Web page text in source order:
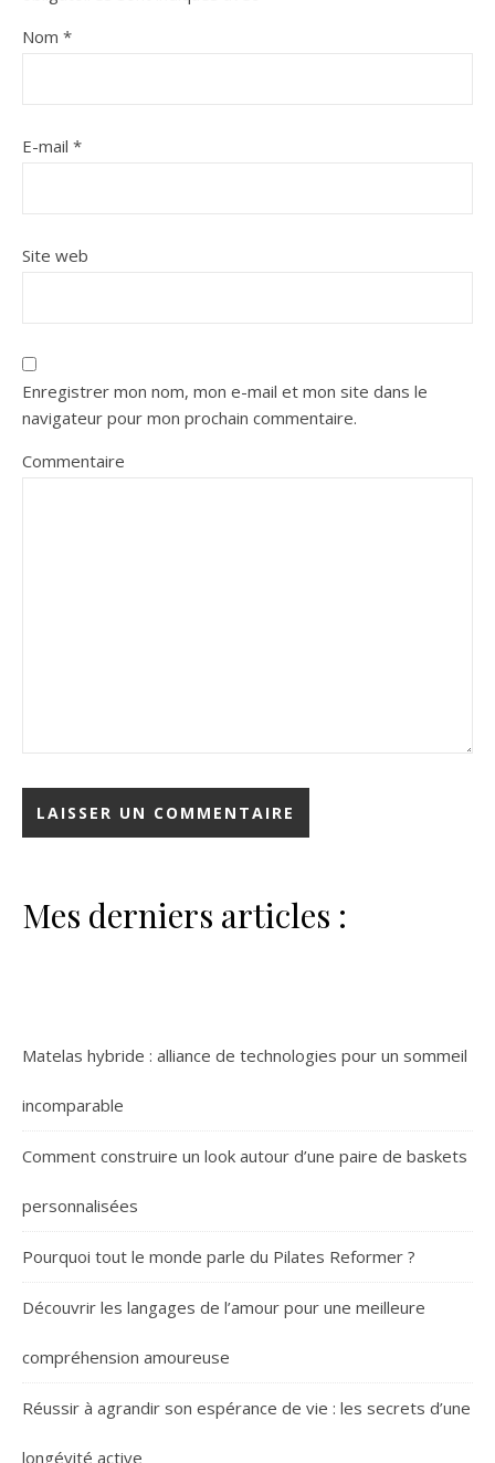
Nom *
E-mail *
Site web
Enregistrer mon nom, mon e-mail et mon site dans le
navigateur pour mon prochain commentaire.
Commentaire
Mes derniers articles :
Matelas hybride : alliance de technologies pour un sommeil
incomparable
Comment construire un look autour d’une paire de baskets
personnalisées
Pourquoi tout le monde parle du Pilates Reformer ?
Découvrir les langages de l’amour pour une meilleure
compréhension amoureuse
Réussir à agrandir son espérance de vie : les secrets d’une
longévité active